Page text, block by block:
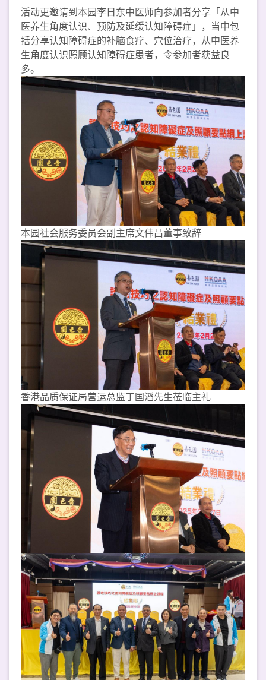
活动更邀请到本园李日东中医师向参加者分享「从中
医养生角度认识、预防及延缓认知障碍症」，当中包
括分享认知障碍症的补脑食疗、穴位治疗，从中医养
生角度认识照顾认知障碍症患者，令参加者获益良
多。
本园社会服务委员会副主席文伟昌董事致辞
香港品质保证局营运总监丁国滔先生莅临主礼